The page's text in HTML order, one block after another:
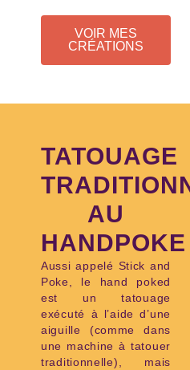
VOIR MES
CRÉATIONS
TATOUAGE
AU
HANDPOKE
Aussi appelé Stick and
Poke, le hand poked
est un tatouage
exécuté à l’aide d’une
aiguille (comme dans
une machine à tatouer
traditionnelle), mais